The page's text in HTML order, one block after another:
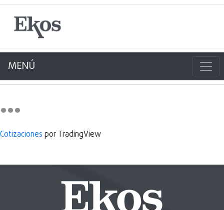
MENÚ
Cotizaciones por TradingView